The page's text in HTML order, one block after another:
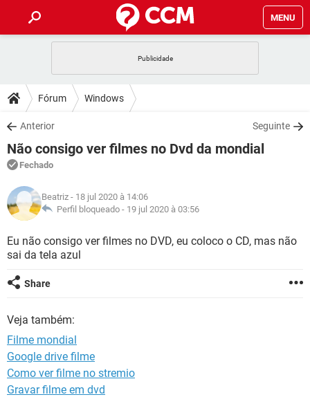
MENU
CELULAR
OUTLOOK
INSTAGRAM GMAIL
GUIA DE COMPRAS
DICAS
JOGOS
OUTLOOK
INSTAGRAM
GUIA DE COMPRAS
DOWNLOADS
JOGOS WHATSAPP
CELULAR
OUTLOOK
INSTAGRAM
GUIA DE COMPRAS
FÓRUM
JOGOS
CELULAR FACEBOOK
INSTAGRAM
GUIA DE COMPRAS
GLOSSÁRIO
JOGOS
CELULAR FACEBOOK
INSTAGRAM
GUIA DE COMPRAS
Fórum Windows
Anterior Seguinte
Não consigo ver filmes no Dvd da mondial
Fechado
Beatriz - 18 jul 2020 à 14:06
Perfil bloqueado - 19 jul 2020 à 03:56
Eu não consigo ver filmes no DVD, eu coloco o CD, mas não
sai da tela azul
Share
Veja também:
Filme mondial
Google drive filme
Como ver filme no stremio
Gravar filme em dvd